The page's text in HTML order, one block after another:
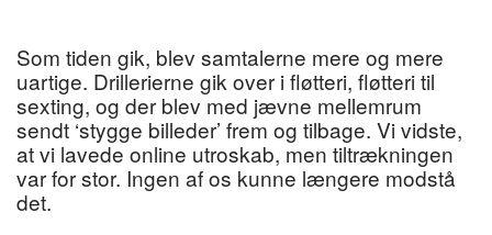
Som tiden gik, blev samtalerne mere og mere
uartige. Drillerierne gik over i fløtteri, fløtteri til
sexting, og der blev med jævne mellemrum
sendt ‘stygge billeder’ frem og tilbage. Vi vidste,
at vi lavede online utroskab, men tiltrækningen
var for stor. Ingen af os kunne længere modstå
det.